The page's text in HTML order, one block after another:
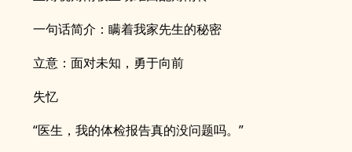
一句话简介：瞒着我家先生的秘密
立意：面对未知，勇于向前
失忆
“医生，我的体检报告真的没问题吗。”